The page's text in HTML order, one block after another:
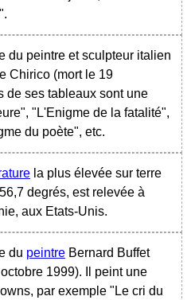
du peintre et sculpteur italien
Chirico (mort le 19
de ses tableaux sont une
"L'Enigme de la fatalité",
du poète", etc.
la plus élevée sur terre
degrés, est relevée à
aux Etats-Unis.
du peintre Bernard Buffet
1999). Il peint une
par exemple "Le cri du